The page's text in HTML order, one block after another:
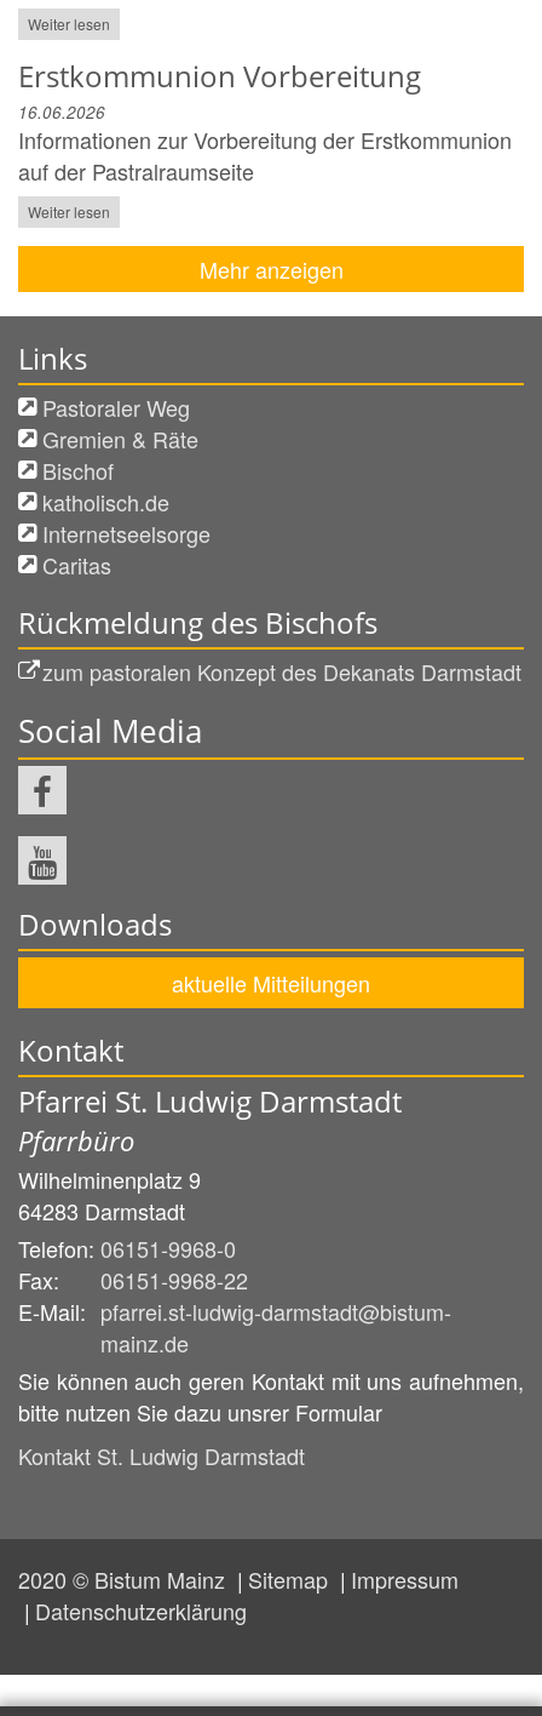
Weiter lesen
Erstkommunion Vorbereitung
16.06.2026
Informationen zur Vorbereitung der Erstkommunion
auf der Pastralraumseite
Weiter lesen
Mehr anzeigen
Links
Pastoraler Weg
Gremien & Räte
Bischof
katholisch.de
Internetseelsorge
Caritas
Rückmeldung des Bischofs
zum pastoralen Konzept des Dekanats Darmstadt
Social Media
Downloads
aktuelle Mitteilungen
Kontakt
Pfarrei St. Ludwig Darmstadt
Pfarrbüro
Wilhelminenplatz 9
64283 Darmstadt
Telefon: 06151-9968-0
Fax:
06151-9968-22
E-Mail: pfarrei.st-ludwig-darmstadt@bistum-
mainz.de
Sie können auch geren Kontakt mit uns aufnehmen,
bitte nutzen Sie dazu unsrer Formular
Kontakt St. Ludwig Darmstadt
2020 © Bistum Mainz Sitemap
Impressum
Datenschutzerklärung